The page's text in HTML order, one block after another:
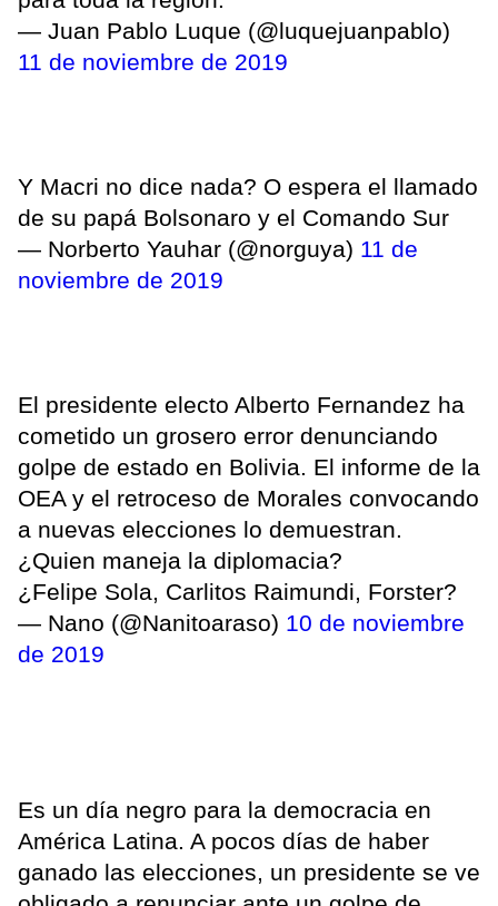
— Juan Pablo Luque (@luquejuanpablo)
11 de noviembre de 2019
Y Macri no dice nada? O espera el llamado
de su papá Bolsonaro y el Comando Sur
— Norberto Yauhar (@norguya) 11 de
noviembre de 2019
El presidente electo Alberto Fernandez ha
cometido un grosero error denunciando
golpe de estado en Bolivia. El informe de la
OEA y el retroceso de Morales convocando
a nuevas elecciones lo demuestran.
¿Quien maneja la diplomacia?
¿Felipe Sola, Carlitos Raimundi, Forster?
— Nano (@Nanitoaraso) 10 de noviembre
de 2019
Es un día negro para la democracia en
América Latina. A pocos días de haber
ganado las elecciones, un presidente se ve